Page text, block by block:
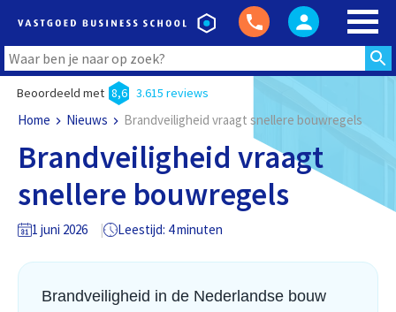
Beoordeeld met 8,6 3.615 reviews
Home Nieuws Brandveiligheid vraagt snellere bouwregels
Brandveiligheid vraagt
snellere bouwregels
1 juni 2026 Leestijd: 4 minuten
Brandveiligheid in de Nederlandse bouw